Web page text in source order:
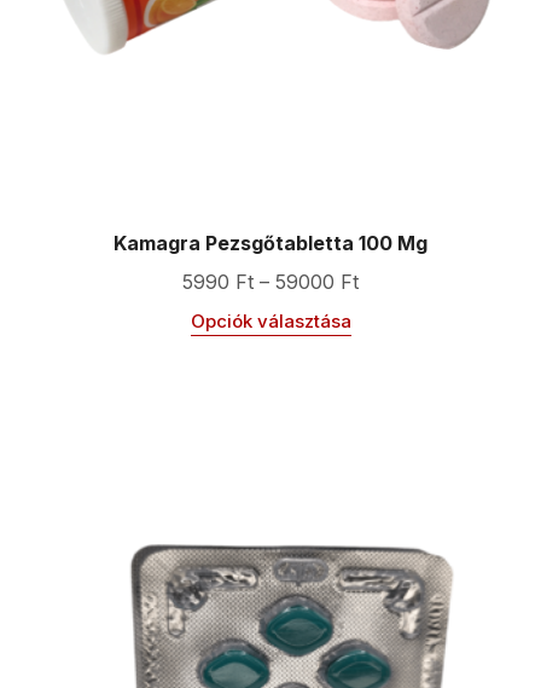
Kamagra Pezsgőtabletta 100 Mg
5990 Ft – 59000 Ft
Opciók választása